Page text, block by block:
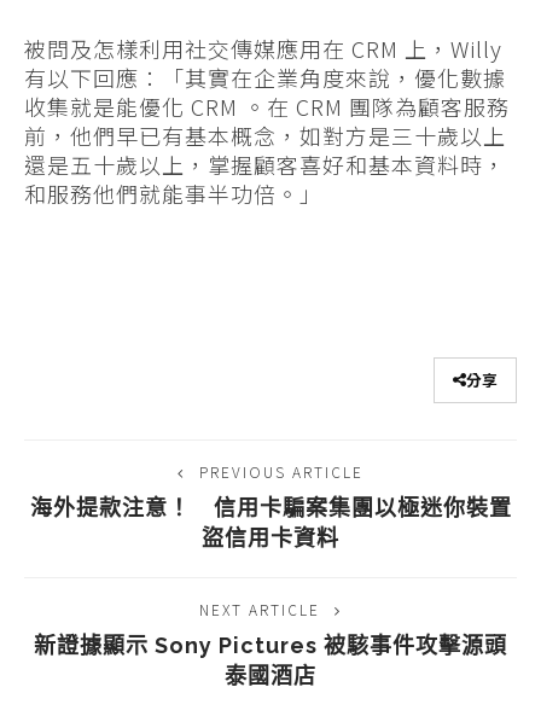
被問及怎樣利用社交傳媒應用在 CRM 上，Willy
有以下回應：「其實在企業角度來說，優化數據
收集就是能優化 CRM 。在 CRM 團隊為顧客服務
前，他們早已有基本概念，如對方是三十歲以上
還是五十歲以上，掌握顧客喜好和基本資料時，
和服務他們就能事半功倍。」
分享
PREVIOUS ARTICLE
海外提款注意！ 信用卡騙案集團以極迷你裝置
盜信用卡資料
NEXT ARTICLE
新證據顯示 Sony Pictures 被駭事件攻擊源頭
泰國酒店